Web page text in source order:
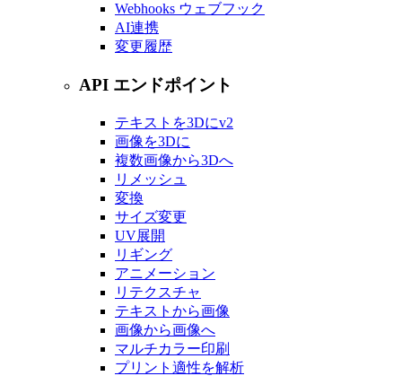
Webhooks ウェブフック
AI連携
変更履歴
API エンドポイント
テキストを3Dにv2
画像を3Dに
複数画像から3Dへ
リメッシュ
変換
サイズ変更
UV展開
リギング
アニメーション
リテクスチャ
テキストから画像
画像から画像へ
マルチカラー印刷
プリント適性を解析